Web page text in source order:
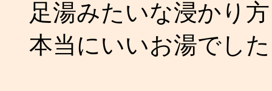
足湯みたいな浸かり
本当にいいお湯でし